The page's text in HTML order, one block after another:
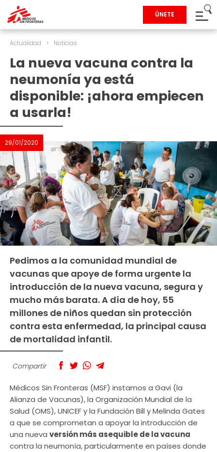
ÚNETE
Actualidad > Noticias
La nueva vacuna contra la
neumonía ya está
disponible: ¡ahora empiecen
a usarla!
29/01/2020
Pedimos a la comunidad mundial de
vacunas que apoye de forma urgente la
introducción de la nueva vacuna, segura y
mucho más barata. A día de hoy, 55
millones de niños quedan sin protección
contra esta enfermedad, la principal causa
de mortalidad infantil.
Compartir
Médicos Sin Fronteras (MSF) instamos a Gavi (la
Alianza de Vacunas), la Organización Mundial de la
Salud (OMS), UNICEF y la Fundación Bill y Melinda Gates
a que se comprometan a apoyar la introducción de
una nueva versión más asequible de la vacuna
contra la neumonía, particularmente en países donde